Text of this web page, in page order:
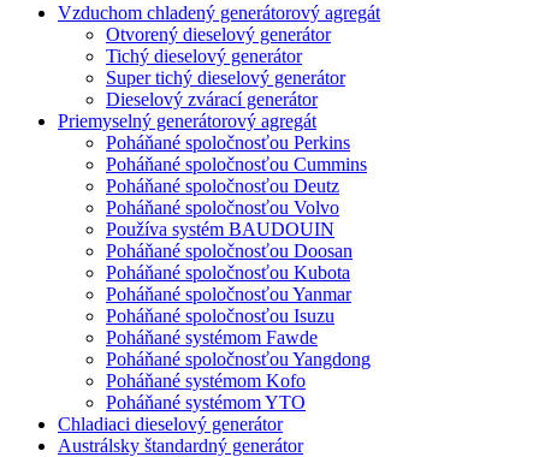
Vzduchom chladený generátorový agregát
Otvorený dieselový generátor
Tichý dieselový generátor
Super tichý dieselový generátor
Dieselový zvárací generátor
Priemyselný generátorový agregát
Poháňané spoločnosťou Perkins
Poháňané spoločnosťou Cummins
Poháňané spoločnosťou Deutz
Poháňané spoločnosťou Volvo
Používa systém BAUDOUIN
Poháňané spoločnosťou Doosan
Poháňané spoločnosťou Kubota
Poháňané spoločnosťou Yanmar
Poháňané spoločnosťou Isuzu
Poháňané systémom Fawde
Poháňané spoločnosťou Yangdong
Poháňané systémom Kofo
Poháňané systémom YTO
Chladiaci dieselový generátor
Austrálsky štandardný generátor